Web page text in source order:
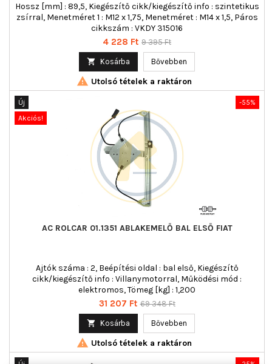
Hossz [mm] : 89,5, Kiegészítő cikk/kiegészítő info : szintetikus
zsírral, Menetméret 1 : M12 x 1,75, Menetméret : M14 x 1,5, Páros
cikkszám : VKDY 315016
Ár
4 228 Ft Normál
9 395 Ft
 Kosárba Bővebben
 Utolsó tételek a raktáron
-55%
Új
Akciós!
AC ROLCAR 01.1351 ABLAKEMELŐ BAL ELSŐ FIAT
Ajtók száma : 2, Beépítési oldal : bal első, Kiegészítő
cikk/kiegészítő info : Villanymotorral, Működési mód :
elektromos, Tömeg [kg] : 1,200
Ár
31 207 Ft Normál
69 348 Ft
 Kosárba Bővebben
 Utolsó tételek a raktáron